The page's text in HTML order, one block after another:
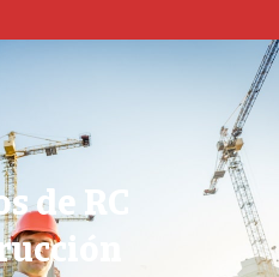
de RC